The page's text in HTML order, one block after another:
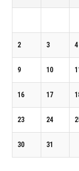
2 3 4
9 10
16 17
23 24
30 31